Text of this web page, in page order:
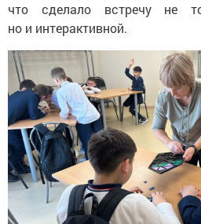
что сделало встречу не
но и интерактивной.